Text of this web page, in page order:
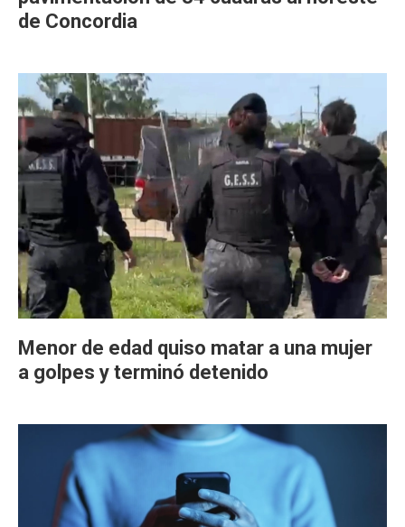
de Concordia
Menor de edad quiso matar a una mujer
a golpes y terminó detenido